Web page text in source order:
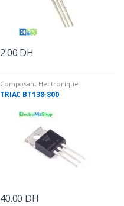
2.00 DH
Composant Electronique
TRIAC BT138-800
40.00 DH